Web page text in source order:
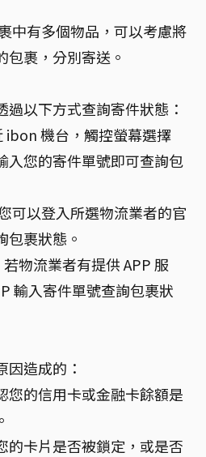
中有多個物品，可以考慮將
裹，分別寄送。
以下方式查詢寄件狀態：
ibon 機台，觸控螢幕選擇
入您的寄件單號即可查詢包
可以登入所選物流業者的官
包裹狀態。
若物流業者有提供 APP 服
輸入寄件單號查詢包裹狀
因造成的：
您的信用卡或金融卡餘額是
的卡片是否被鎖定，或是否